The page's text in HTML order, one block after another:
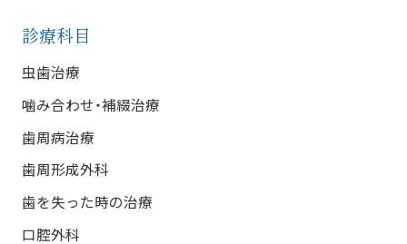
診療科目
虫歯治療
噛み合わせ・補綴治療
歯周病治療
歯周形成外科
歯を失った時の治療
口腔外科